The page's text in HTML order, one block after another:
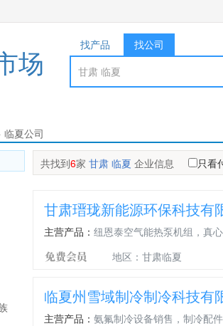
找产品 找公司
临夏公司
共找到6家 甘肃 临夏 企业信息 只看
甘肃瑨珑新能源环保科技有
主营产品： 纽恩泰空气能热泵机组，真
地区：甘肃临夏
临夏州雪域制冷制冷科技有
主营产品： 氨氟制冷设备销售，制冷配